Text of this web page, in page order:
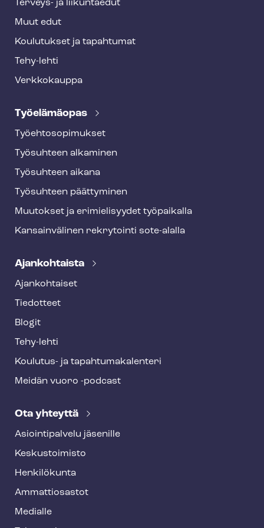
Terveys- ja liikuntaedut
Muut edut
Koulutukset ja tapahtumat
Tehy-lehti
Verkkokauppa
Työelämäopas
Työ­eh­to­so­pi­muk­set
Työsuhteen alkaminen
Työsuhteen aikana
Työsuhteen päättyminen
Muutokset ja erimielisyydet työpaikalla
Kansainvälinen rekrytointi sote-alalla
Ajankohtaista
Ajankohtaiset
Tiedotteet
Blogit
Tehy-lehti
Koulutus- ja ta­pah­tu­ma­ka­len­te­ri
Meidän vuoro -podcast
Ota yhteyttä
Asioin­ti­pal­ve­lu jäsenille
Keskustoimisto
Henkilökunta
Ammattiosastot
Medialle